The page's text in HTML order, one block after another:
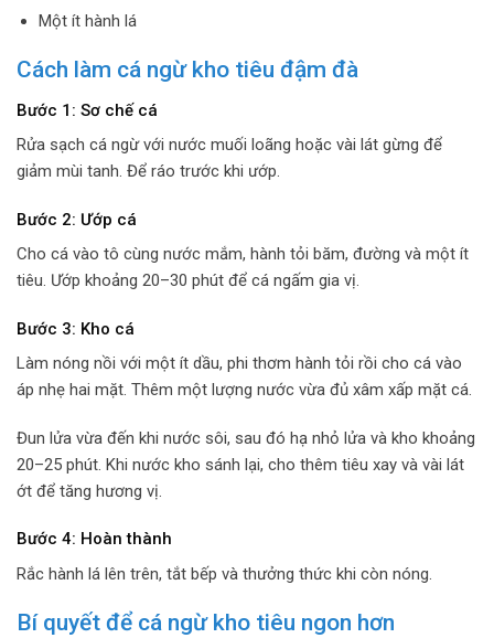
Một ít hành lá
Cách làm cá ngừ kho tiêu đậm đà
Bước 1: Sơ chế cá
Rửa sạch cá ngừ với nước muối loãng hoặc vài lát gừng để
giảm mùi tanh. Để ráo trước khi ướp.
Bước 2: Ướp cá
Cho cá vào tô cùng nước mắm, hành tỏi băm, đường và một ít
tiêu. Ướp khoảng 20–30 phút để cá ngấm gia vị.
Bước 3: Kho cá
Làm nóng nồi với một ít dầu, phi thơm hành tỏi rồi cho cá vào
áp nhẹ hai mặt. Thêm một lượng nước vừa đủ xâm xấp mặt cá.
Đun lửa vừa đến khi nước sôi, sau đó hạ nhỏ lửa và kho khoảng
20–25 phút. Khi nước kho sánh lại, cho thêm tiêu xay và vài lát
ớt để tăng hương vị.
Bước 4: Hoàn thành
Rắc hành lá lên trên, tắt bếp và thưởng thức khi còn nóng.
Bí quyết để cá ngừ kho tiêu ngon hơn